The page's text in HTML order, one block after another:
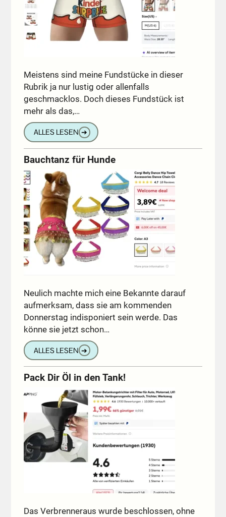
Meistens sind meine Fundstücke in dieser
Rubrik ja nur lustig oder allenfalls
geschmacklos. Doch dieses Fundstück ist
mehr als das,…
ALLES LESEN ➔
Bauchtanz für Hunde
Neulich machte mich eine Bekannte darauf
aufmerksam, dass sie am kommenden
Donnerstag indisponiert sein werde. Das
könne sie jetzt schon…
ALLES LESEN ➔
Pack Dir Öl in den Tank!
Das Verbrenneraus wurde beschlossen, ohne